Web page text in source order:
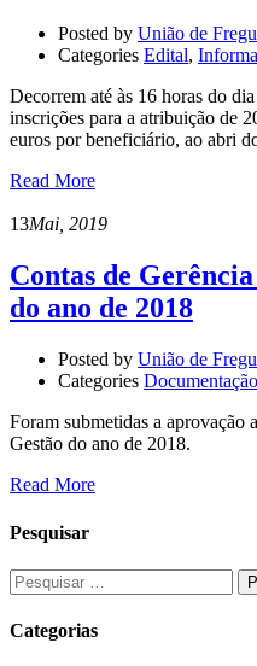
Posted by União de
Categories Edital,
Decorrem até às 16 horas do
inscrições para a atribuição de
euros por beneficiário, ao abri
Read More
13Mai, 2019
Contas de
do ano de 2018
Posted by União de
Categories Documentação
Foram submetidas a aprovação
Gestão do ano de 2018.
Read More
Pesquisar
Categorias